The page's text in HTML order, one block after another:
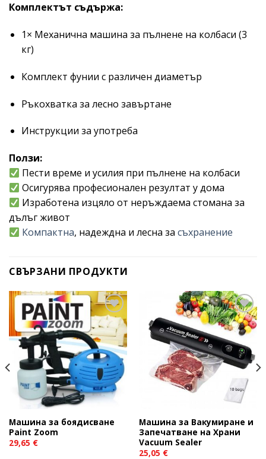
Комплектът съдържа:
1× Механична машина за пълнене на колбаси (3
кг)
Комплект фунии с различен диаметър
Ръкохватка за лесно завъртане
Инструкции за употреба
Ползи:
Пести време и усилия при пълнене на колбаси
Осигурява професионален резултат у дома
Изработена изцяло от неръждаема стомана за
дълъг живот
Компактна, надеждна и лесна засъхранение
СВЪРЗАНИ ПРОДУКТИ
Add to
wishlist
Машина за боядисване
Paint Zoom
29,65 €
Add to
wishlist
Машина за Вакyмиране и
Запечатване на Храни
Vacuum Sealer
25,05 €